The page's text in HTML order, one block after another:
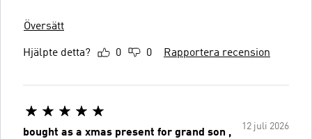
Översätt
Hjälpte detta? 0 0 Rapportera recension
12 juli 2026
bought as a xmas present for grand son ,